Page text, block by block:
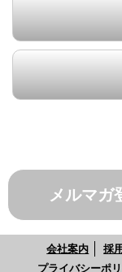
メルマガ
会社案内 採
プライバシーポ